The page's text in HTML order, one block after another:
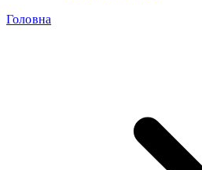
Головна